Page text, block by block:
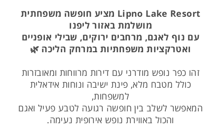
Lipno Lake Resort מציע חופשה משפחתית
מושלמת באזור ליפנו
עם נוף לאגם, מרחבים ירוקים, שבילי אופניים
ואטרקציות משפחתיות במרחק הליכה 🌿
זהו כפר נופש מודרני עם דירות מרווחות ומאובזרות
כולל מטבח מלא, פינת ישיבה ונוחות אידאלית
למשפחות,
המאפשר לשלב בין חופשה רגועה לטבע פעיל ואגם
והכול באווירת נופש אירופית נעימה.